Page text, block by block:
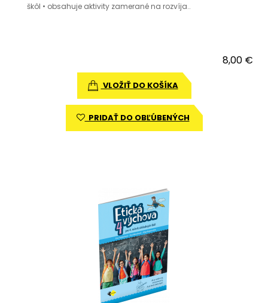
škôl • obsahuje aktivity zamerané na rozvíja..
8,00 €
VLOŽIŤ DO KOŠÍKA
PRIDAŤ DO OBĽÚBENÝCH